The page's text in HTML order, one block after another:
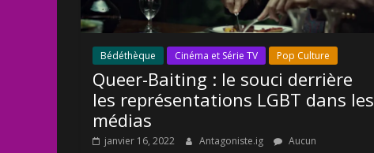
Bédéthèque Cinéma et Série TV Pop Culture
Queer-Baiting : le souci derrière
les représentations LGBT dans les
médias
janvier 16, 2022 Antagoniste.ig
Aucun